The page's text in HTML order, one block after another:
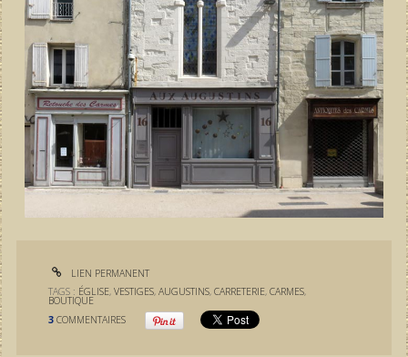
LIEN PERMANENT
TAGS : ÉGLISE,VESTIGES,AUGUSTINS,CARRETERIE,CARMES,
BOUTIQUE
3 COMMENTAIRES